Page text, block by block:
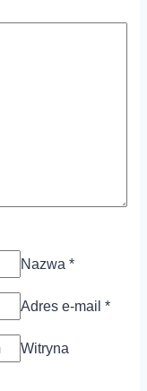
Nazwa *
Adres e-mail *
Witryna